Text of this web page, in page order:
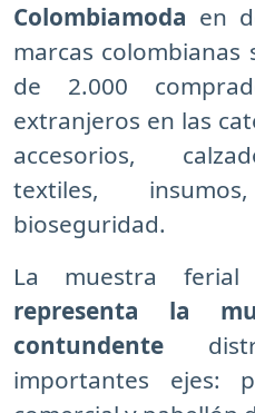
Colombiamoda en
marcas colombianas
de 2.000
extranjeros en las
accesorios,
textiles,
bioseguridad.
La muestra ferial
representa la
contundente
importantes ejes: